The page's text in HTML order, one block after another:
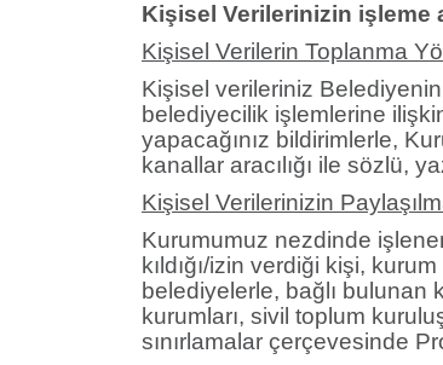
Kişisel Verilerinizin işleme
Kişisel Verilerin Toplanma
Kişisel verileriniz
belediyecilik işlemlerine
yapacağınız bildirimlerle,
kanallar aracılığı ile sözlü,
Kişisel Verilerinizin
Kurumumuz nezdinde
kıldığı/izin verdiği kişi,
belediyelerle, bağlı bulunan
kurumları, sivil toplum
sınırlamalar çerçevesinde